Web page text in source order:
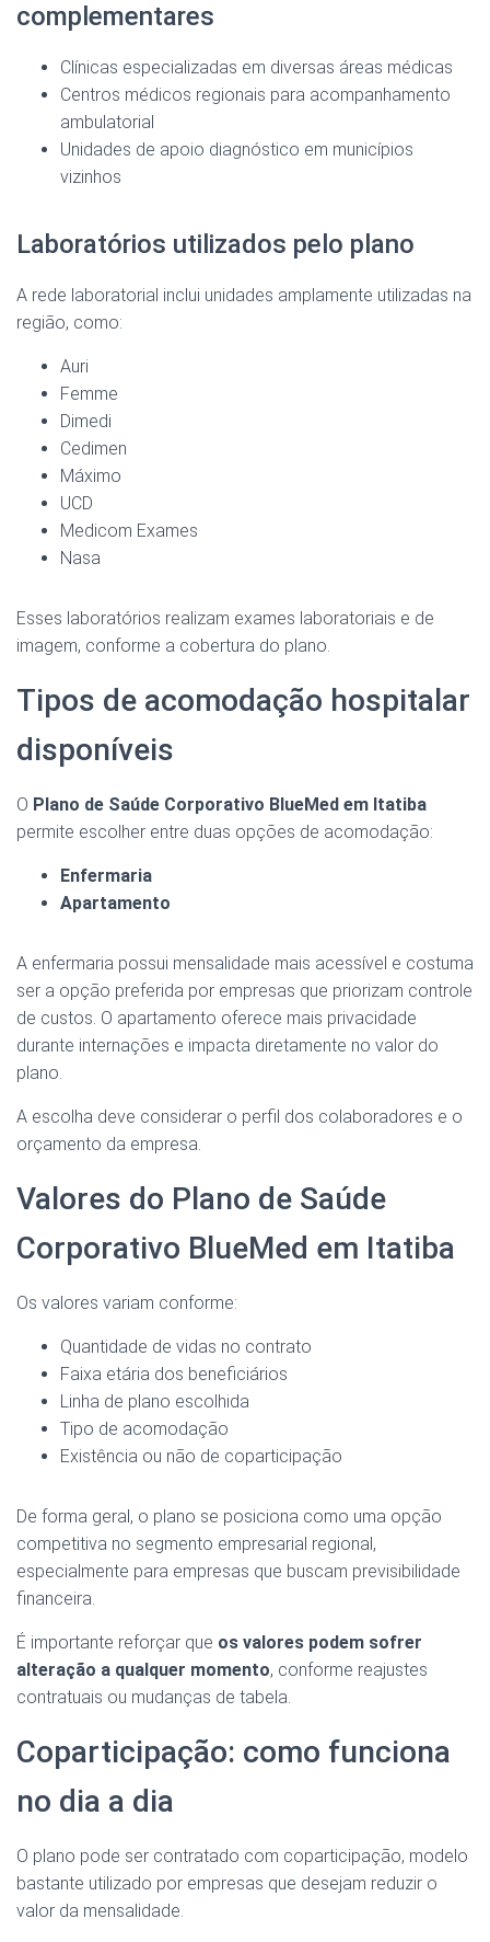
complementares
Clínicas especializadas em diversas áreas médicas
Centros médicos regionais para acompanhamento
ambulatorial
Unidades de apoio diagnóstico em municípios
vizinhos
Laboratórios utilizados pelo plano
A rede laboratorial inclui unidades amplamente utilizadas na
região, como:
Auri
Femme
Dimedi
Cedimen
Máximo
UCD
Medicom Exames
Nasa
Esses laboratórios realizam exames laboratoriais e de
imagem, conforme a cobertura do plano.
Tipos de acomodação hospitalar
disponíveis
O Plano de Saúde Corporativo BlueMed em Itatiba
permite escolher entre duas opções de acomodação:
Enfermaria
Apartamento
A enfermaria possui mensalidade mais acessível e costuma
ser a opção preferida por empresas que priorizam controle
de custos. O apartamento oferece mais privacidade
durante internações e impacta diretamente no valor do
plano.
A escolha deve considerar o perfil dos colaboradores e o
orçamento da empresa.
Valores do Plano de Saúde
Corporativo BlueMed em Itatiba
Os valores variam conforme:
Quantidade de vidas no contrato
Faixa etária dos beneficiários
Linha de plano escolhida
Tipo de acomodação
Existência ou não de coparticipação
De forma geral, o plano se posiciona como uma opção
competitiva no segmento empresarial regional,
especialmente para empresas que buscam previsibilidade
financeira.
É importante reforçar que os valores podem sofrer
alteração a qualquer momento, conforme reajustes
contratuais ou mudanças de tabela.
Coparticipação: como funciona
no dia a dia
O plano pode ser contratado com coparticipação, modelo
bastante utilizado por empresas que desejam reduzir o
valor da mensalidade.